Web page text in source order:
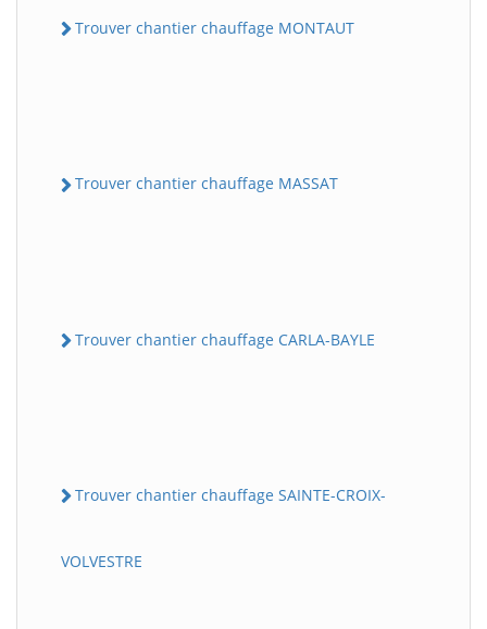
Trouver chantier chauffage MONTAUT
Trouver chantier chauffage MASSAT
Trouver chantier chauffage CARLA-BAYLE
Trouver chantier chauffage SAINTE-CROIX-
VOLVESTRE